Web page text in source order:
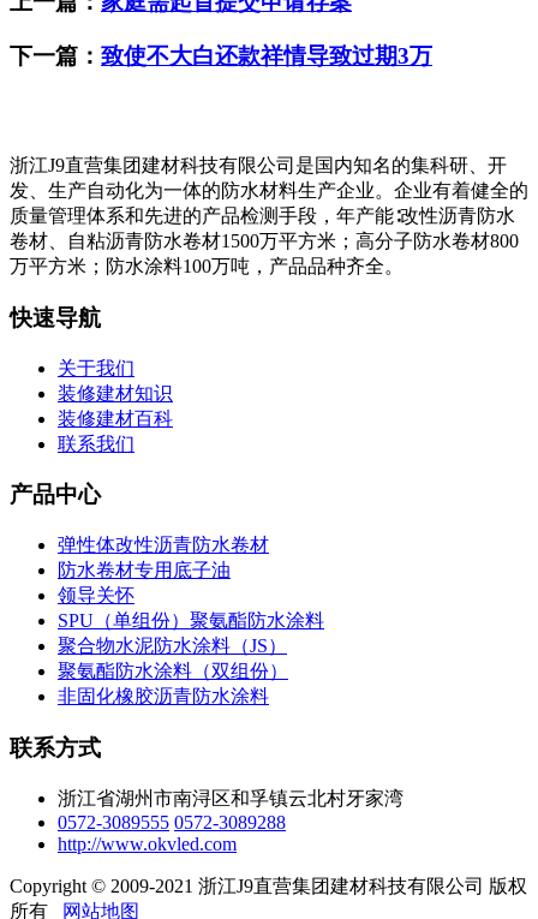
下一篇： 致使不大白还款祥情导致过期3万
浙江J9直营集团建材科技有限公司是国内知名的集科研、开
发、生产自动化为一体的防水材料生产企业。企业有着健全的
质量管理体系和先进的产品检测手段，年产能∶改性沥青防水
卷材、自粘沥青防水卷材1500万平方米；高分子防水卷材800
万平方米；防水涂料100万吨，产品品种齐全。
快速导航
关于我们
装修建材知识
装修建材百科
联系我们
产品中心
弹性体改性沥青防水卷材
防水卷材专用底子油
领导关怀
SPU（单组份）聚氨酯防水涂料
聚合物水泥防水涂料（JS）
聚氨酯防水涂料（双组份）
非固化橡胶沥青防水涂料
联系方式
浙江省湖州市南浔区和孚镇云北村牙家湾
0572-3089555 0572-3089288
http://www.okvled.com
Copyright © 2009-2021 浙江J9直营集团建材科技有限公司 版权
所有
网站地图